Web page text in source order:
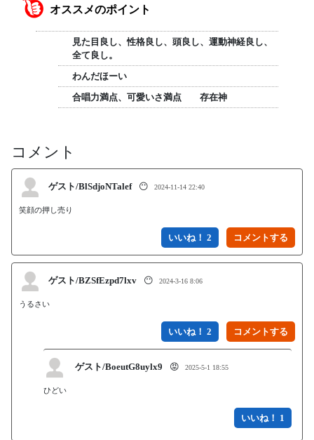
オススメのポイント
見た目良し、性格良し、頭良し、運動神経良し、
全て良し。
わんだほーい
合唱力満点、可愛いさ満点 存在神
コメント
ゲスト/BlSdjoNTalef 😶 2024-11-14 22:40
笑顔の押し売り
いいね！ 2
ゲスト/BZSfEzpd7lxv 😶 2024-3-16 8:06
うるさい
いいね！ 2
ゲスト/BoeutG8uylx9 😡 2025-5-1 18:55
ひどい
いいね！ 1